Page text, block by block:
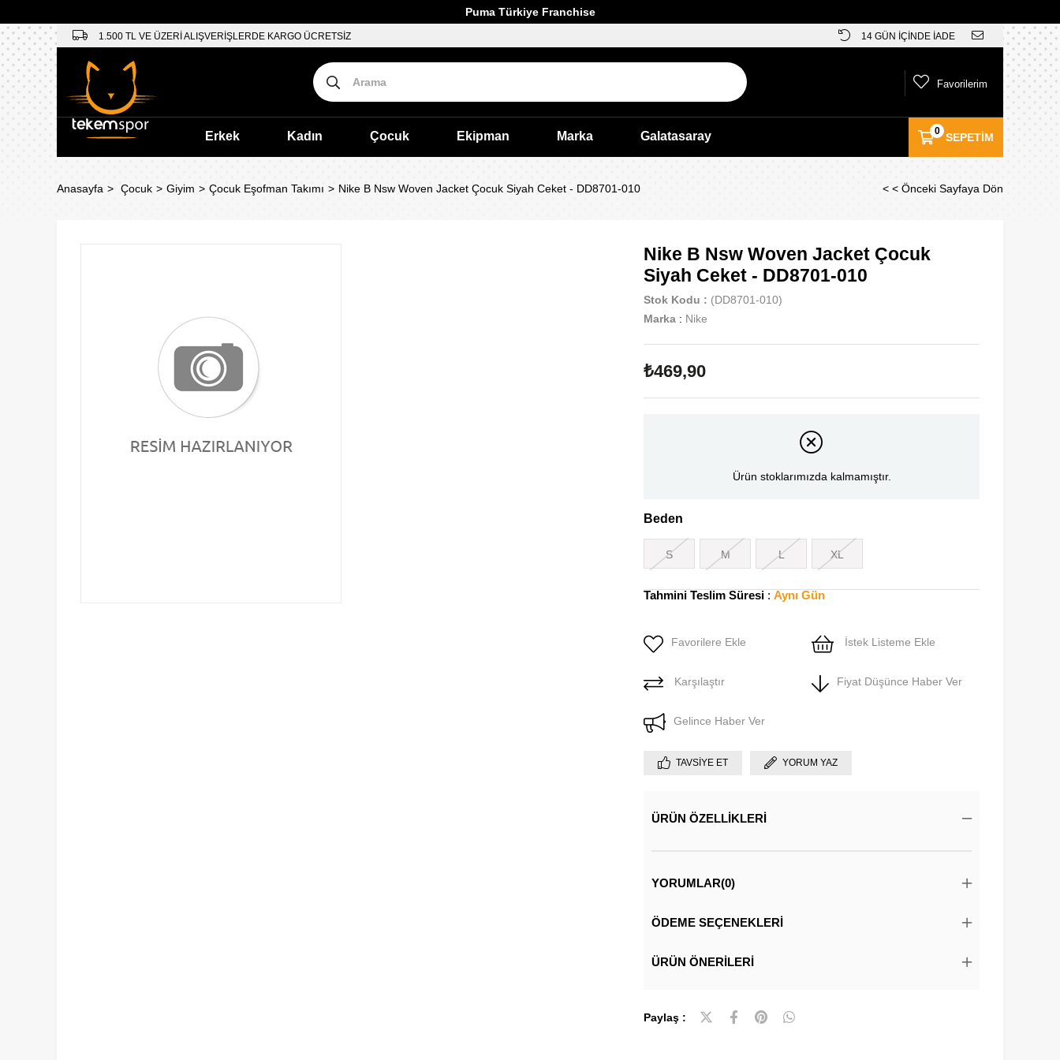
Puma Türkiye Franchise
1.500 TL VE ÜZERİ ALIŞVERİŞLERDE KARGO ÜCRETSİZ 14 GÜN İÇİNDE İADE
SEPETIM
0
Favorilerim
Erkek Kadın Çocuk Ekipman Marka Galatasaray
Anasayfa Çocuk Giyim Çocuk Eşofman Takımı Nike B Nsw Woven Jacket Çocuk Siyah Ceket - DD8701-010 < < Önceki Sayfaya Dön
Nike B Nsw Woven Jacket Çocuk
Siyah Ceket - DD8701-010
Stok Kodu
(DD8701-010)
Marka : Nike
₺469,90
Ürün stoklarımızda kalmamıştır.
Beden
S M L XL
Tahmini Teslim Süresi : Aynı Gün
Favorilere Ekle İstek Listeme Ekle
Karşılaştır Fiyat Düşünce Haber Ver
Gelince Haber Ver
TAVSIYE ET YORUM YAZ
ÜRÜN ÖZELLIKLERI
YORUMLAR(0)
ÖDEME SEÇENEKLERI
ÜRÜN ÖNERILERI
Paylaş :